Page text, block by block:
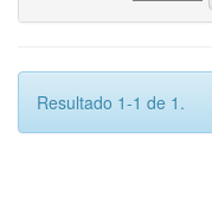
Resultado 1-1 de 1.